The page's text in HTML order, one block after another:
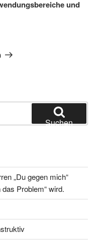
und
Suchen
„Du gegen mich“
Problem“ wird.